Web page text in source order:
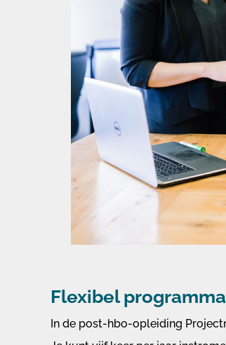
Flexibel programma
In de post-hbo-opleiding